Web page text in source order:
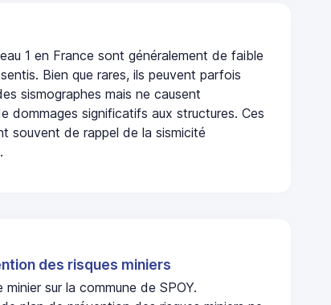
1 en France sont généralement de faible
Bien que rares, ils peuvent parfois
sismographes mais ne causent
dommages significatifs aux structures. Ces
souvent de rappel de la sismicité
des risques miniers
minier sur la commune de SPOY.